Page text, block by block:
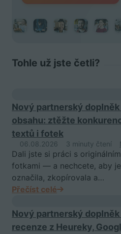
Tohle už jste četli?
Nový partnerský
obsahu: ztěžte
textů i fotek
06.08.2026 3 minuty čtení
Dali jste si práci s
fotkami — a nechcete, aby
označila, zkopírovala a…
Přečíst celé
Nový partnerský
recenze z Heureky,